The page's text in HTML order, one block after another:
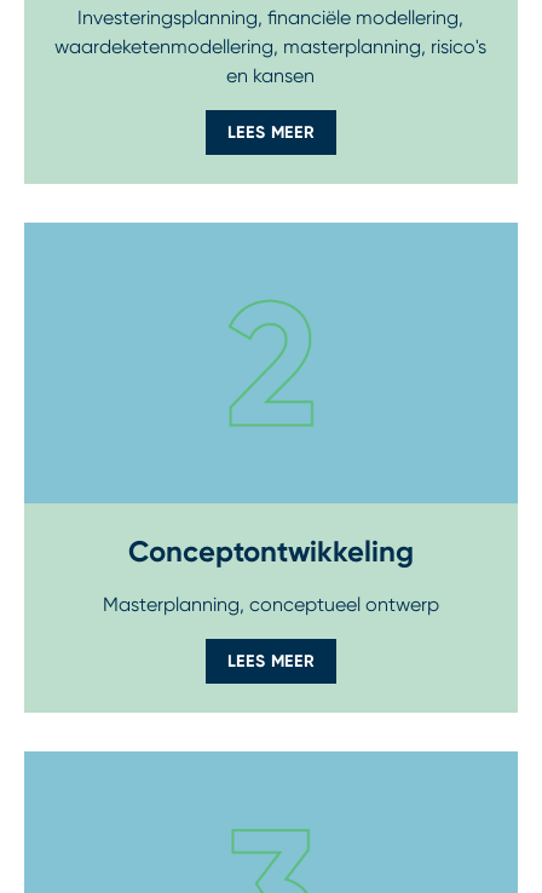
Investeringsplanning, financiële modellering,
waardeketenmodellering, masterplanning, risico's
en kansen
LEES MEER
Conceptontwikkeling
Masterplanning, conceptueel ontwerp
LEES MEER